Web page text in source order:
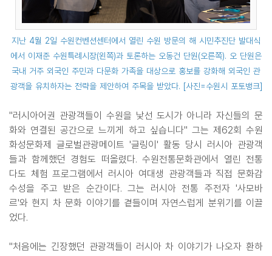
지난 4월 2일 수원컨벤션센터에서 열린 수원 방문의 해 시민추진단 발대식
에서 이재준 수원특례시장(왼쪽)과 토론하는 오동건 단원(오른쪽). 오 단원은
국내 거주 외국인 주민과 다문화 가족을 대상으로 홍보를 강화해 외국인 관
광객을 유치하자는 전략을 제안하여 주목을 받았다. [사진=수원시 포토뱅크]
"러시아어권 관광객들이 수원을 낯선 도시가 아니라 자신들의 문
화와 연결된 공간으로 느끼게 하고 싶습니다" 그는 제62회 수원
화성문화제 글로벌관광메이트 '글링이' 활동 당시 러시아 관광객
들과 함께했던 경험도 떠올렸다. 수원전통문화관에서 열린 전통
다도 체험 프로그램에서 러시아 여대생 관광객들과 직접 문화감
수성을 주고 받은 순간이다. 그는 러시아 전통 주전자 '사모바
르'와 현지 차 문화 이야기를 곁들이며 자연스럽게 분위기를 이끌
었다.
"처음에는 긴장했던 관광객들이 러시아 차 이야기가 나오자 환하